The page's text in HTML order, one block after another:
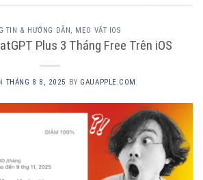
TIN & HƯỚNG DẪN, MẸO VẶT IOS
Plus 3 Tháng Free Trên iOS
THÁNG 8 8, 2025 BY GAUAPPLE.COM